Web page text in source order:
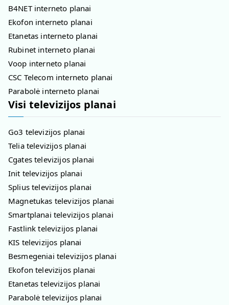
B4NET interneto planai
Ekofon interneto planai
Etanetas interneto planai
Rubinet interneto planai
Voop interneto planai
CSC Telecom interneto planai
Parabolė interneto planai
Visi televizijos planai
Go3 televizijos planai
Telia televizijos planai
Cgates televizijos planai
Init televizijos planai
Splius televizijos planai
Magnetukas televizijos planai
Smartplanai televizijos planai
Fastlink televizijos planai
KIS televizijos planai
Besmegeniai televizijos planai
Ekofon televizijos planai
Etanetas televizijos planai
Parabolė televizijos planai